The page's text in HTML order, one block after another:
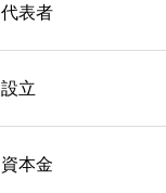
代表者
設立
資本金